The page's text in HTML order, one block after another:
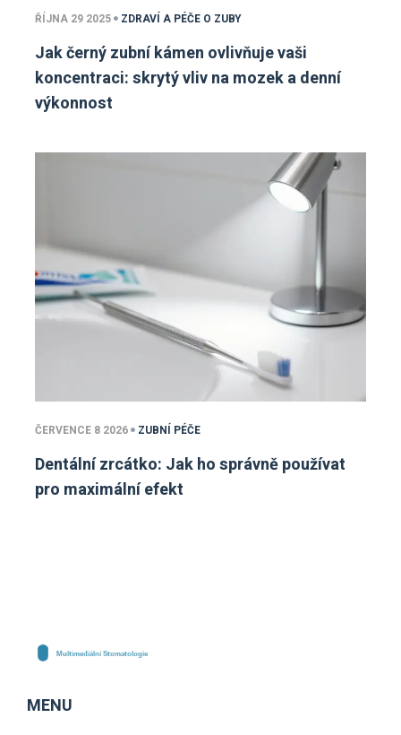
ŘÍJNA 29 2025 ZDRAVÍ A PÉČE O ZUBY
Jak černý zubní kámen ovlivňuje vaši
koncentraci: skrytý vliv na mozek a denní
výkonnost
ČERVENCE 8 2026 ZUBNÍ PÉČE
Dentální zrcátko: Jak ho správně používat
pro maximální efekt
MENU